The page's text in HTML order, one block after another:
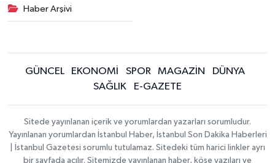
Haber Arşivi
GÜNCEL EKONOMİ SPOR MAGAZİN
DÜNYA
SAĞLIK
E-GAZETE
Sitede yayınlanan içerik ve yorumlardan yazarları sorumludur.
Yayınlanan yorumlardan İstanbul Haber, İstanbul Son Dakika Haberleri
| İstanbul Gazetesi sorumlu tutulamaz. Sitedeki tüm harici linkler ayrı
bir sayfada açılır. Sitemizde yayınlanan haber, köşe yazıları ve